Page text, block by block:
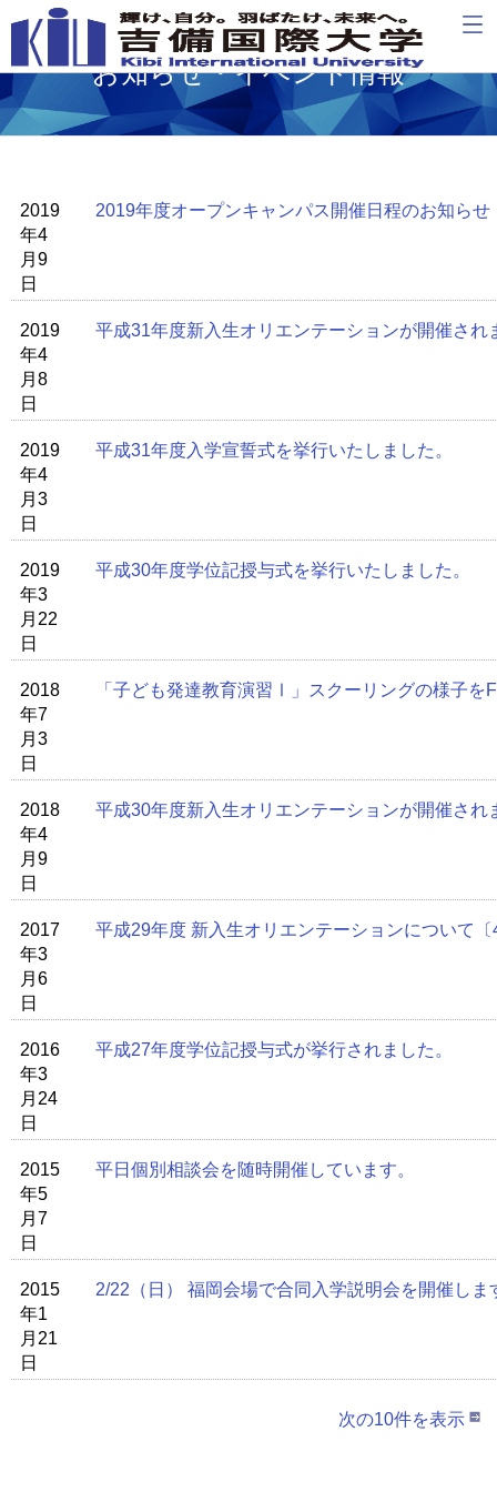
お知らせ・イベント情報
2019
年4
月9
日
2019年度オープンキャンパス開催日程のお知らせ
2019
年4
月8
日
平成31年度新入生オリエンテーションが開催され
2019
年4
月3
日
平成31年度入学宣誓式を挙行いたしました。
2019
年3
月22
日
平成30年度学位記授与式を挙行いたしました。
2018
年7
月3
日
「子ども発達教育演習Ⅰ」スクーリングの様子を
2018
年4
月9
日
平成30年度新入生オリエンテーションが開催され
2017
年3
月6
日
平成29年度 新入生オリエンテーションについて〔
2016
年3
月24
日
平成27年度学位記授与式が挙行されました。
2015
年5
月7
日
平日個別相談会を随時開催しています。
2015
年1
月21
日
2/22（日） 福岡会場で合同入学説明会を開催し
次の10件を表示